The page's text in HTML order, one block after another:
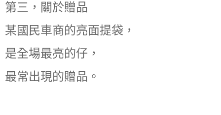
第三，關於贈品
某國民車商的亮面提袋，
是全場最亮的仔，
最常出現的贈品。